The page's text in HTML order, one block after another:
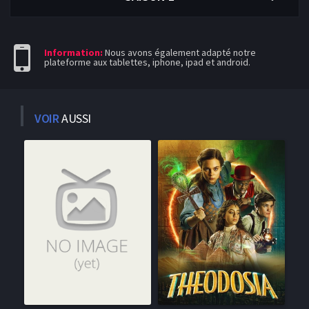
Information: Nous avons également adapté notre
plateforme aux tablettes, iphone, ipad et android.
VOIRAUSSI